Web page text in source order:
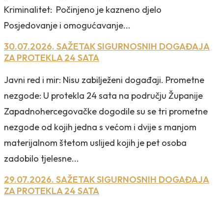
Kriminalitet: Počinjeno je kazneno djelo
Posjedovanje i omogućavanje...
30.07.2026. SAŽETAK SIGURNOSNIH DOGAĐAJA
ZA PROTEKLA 24 SATA
Javni red i mir: Nisu zabilježeni događaji. Prometne
nezgode: U protekla 24 sata na području Županije
Zapadnohercegovačke dogodile su se tri prometne
nezgode od kojih jedna s većom i dvije s manjom
materijalnom štetom uslijed kojih je pet osoba
zadobilo tjelesne...
29.07.2026. SAŽETAK SIGURNOSNIH DOGAĐAJA
ZA PROTEKLA 24 SATA